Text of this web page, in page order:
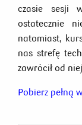
czasie sesji
ostatecznie
natomiast,
nas strefę
zawrócił od
Pobierz pełną